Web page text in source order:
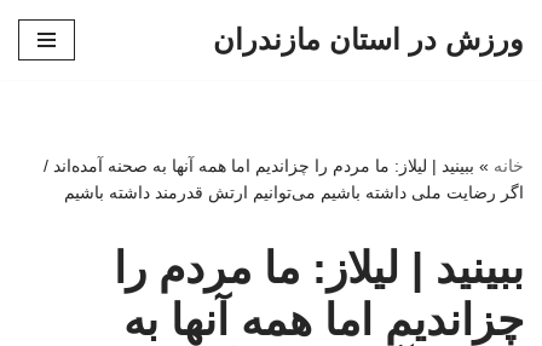
ورزش در استان مازندران
خانه » ببینید | لیلاز: ما مردم را چزاندیم اما همه آنها به صحنه آمده‌اند /
اگر رضایت ملی داشته باشیم می‌توانیم ارتش قدرمند داشته باشیم
ببینید | لیلاز: ما مردم را
چزاندیم اما همه آنها به